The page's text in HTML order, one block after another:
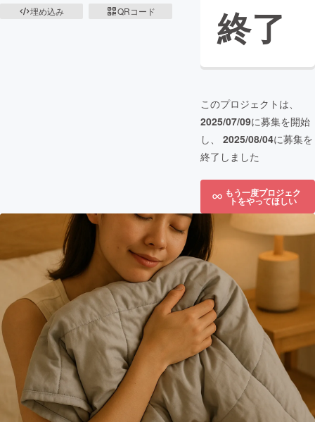
埋め込み
QRコード 終了
このプロジェクトは、
2025/07/09に募集を開始
し、 2025/08/04に募集を
終了しました
もう一度プロジェク
トをやってほしい